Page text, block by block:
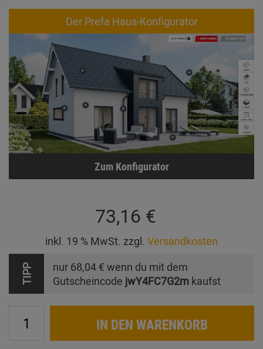
Der Prefa Haus-Konfigurator
Zum Konfigurator
73,16 €
inkl. 19 % MwSt. zzgl. Versandkosten
TIPP nur 68,04 € wenn du mit dem
Gutscheincode jwY4FC7G2m kaufst
IN DEN WARENKORB